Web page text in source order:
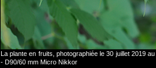
La plante en fruits, photographiée le 30 juillet 2019
- D90/60 mm Micro Nikkor